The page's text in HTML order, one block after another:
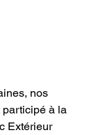
nos
participé à la
Extérieur